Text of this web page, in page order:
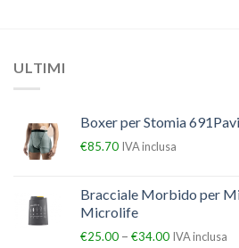
ULTIMI
Boxer per Stomia
€85.70 IVA inclusa
Bracciale Morbido per
Microlife
€25.00 – €34.00 IVA inclusa